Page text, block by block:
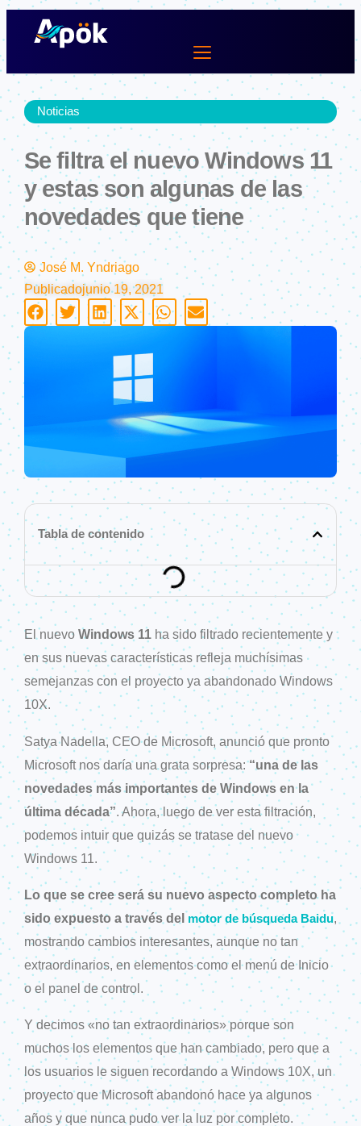
Ir
Noticias
Se filtra el nuevo Windows 11
y estas son algunas de las
novedades que tiene
José M. Yndriago
Publicadojunio 19, 2021
Tabla de contenido
El nuevo Windows 11ha sido filtrado recientemente y
en sus nuevas características refleja muchísimas
semejanzas con el proyecto ya abandonado Windows
10X.
Satya Nadella, CEO de Microsoft, anunció que pronto
Microsoft nos daría una grata sorpresa:“una de las
novedades más importantes de Windows en la
última década” . Ahora, luego de ver esta filtración,
podemos intuir que quizás se tratase del nuevo
Windows 11.
Lo que se cree será su nuevo aspecto completo ha
sido expuesto a través delmotor de búsqueda Baidu,
mostrando cambios interesantes, aunque no tan
extraordinarios, en elementos como el menú de Inicio
o el panel de control.
Y decimos «no tan extraordinarios» porque son
muchos los elementos que han cambiado, pero que a
los usuarios le siguen recordando a Windows 10X, un
proyecto que Microsoft abandonó hace ya algunos
años y que nunca pudo ver la luz por completo.